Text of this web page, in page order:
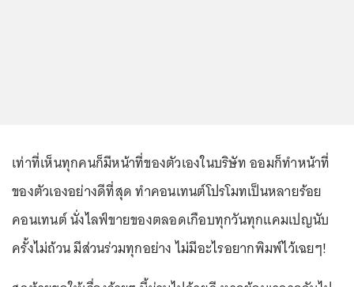
เท่าที่เห็นทุกคนก็มีหน้าที่ของตัวเองในบริษัท ออมก็ทําหน้าที่
ของตัวเองอย่างดีที่สุด ทําคอนเทนต์โปรโมทเป็นหลายร้อย
คอนเทนต์ นั่งไลฟ์ขายของตลอดเกือบทุกวันทุกแคมเปญนับ
ครั้งไม่ถ้วน มีส่วนร่วมทุกอย่าง ไม่มีอะไรอยากพิมพ์ไว้เฉยๆ!